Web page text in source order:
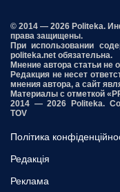
© 2014 — 2026 Politeka.
права защищены.
При использовании
politeka.net обязательна.
Мнение автора статьи не
Редакция не несет
мнения автора, а сайт
Материалы с отметкой
2014 — 2026 Politeka.
TOV
Політика
Редакція
Реклама